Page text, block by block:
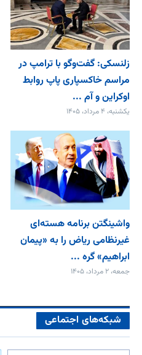
زلنسکی: گفت‌وگو با ترامپ در
مراسم خاکسپاری پاپ روابط
اوکراین و آم ...
یکشنبه، ۴ مرداد، ۱۴۰۵
واشینگتن برنامه هسته‌ای
غیرنظامی ریاض را به «پیمان‌
ابراهیم» گره ...
جمعه، ۲ مرداد، ۱۴۰۵
شبکه‌های اجتماعی